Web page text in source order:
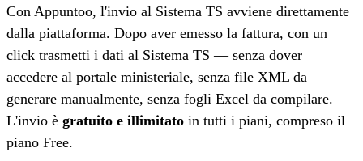
Con Appuntoo, l'invio al Sistema TS avviene direttamente
dalla piattaforma. Dopo aver emesso la fattura, con un
click trasmetti i dati al Sistema TS — senza dover
accedere al portale ministeriale, senza file XML da
generare manualmente, senza fogli Excel da compilare.
L'invio è gratuito e illimitato in tutti i piani, compreso il
piano Free.